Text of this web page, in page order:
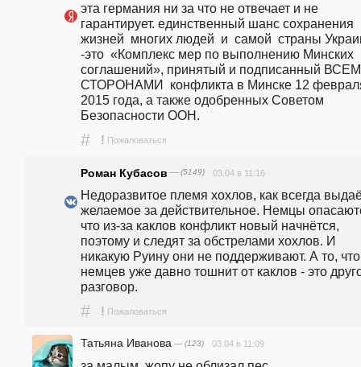
эта германия ни за что не отвечает и не
гарантирует. единственный шанс сохранения
жизней  многих людей  и  самой  страны
-это  «Комплекс мер по выполнению Минских
соглашений», принятый и подписанный
СТОРОНАМИ  конфликта в Минске 12
2015 года, а также одобренных Советом
Безопасности ООН.
# ! Пожаловаться
Роман Кубасов — (5149) 03.04 в 11:16
Недоразвитое племя хохлов, как всегда
желаемое за действительное. Немцы
что из-за каклов конфликт новый начнётся,
поэтому и следят за обстрелами хохлов. И
никакую Руину они не поддерживают. А то, что
немцев уже давно тошнит от каклов - это
разговор.
# ! Пожаловаться
Татьяна Иванова — (123) 03.04 в 11:09